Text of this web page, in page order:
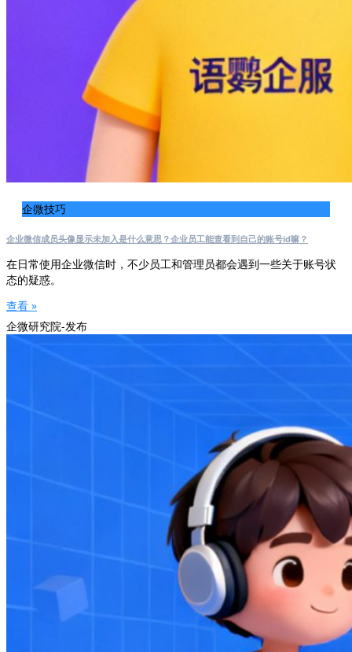
企微技巧
企业微信成员头像显示未加入是什么意思？企业员工能查看到自己的账号id嘛？
在日常使用企业微信时，不少员工和管理员都会遇到一些关于账号状
态的疑惑。
查看 »
企微研究院-发布